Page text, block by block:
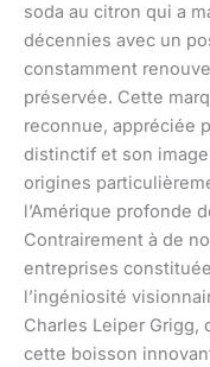
soda au citron qui a
décennies avec un
constamment
préservée. Cette
reconnue, appréciée
distinctif et son
origines
l’Amérique profonde
Contrairement à de
entreprises
l’ingéniosité
Charles Leiper Grigg,
cette boisson